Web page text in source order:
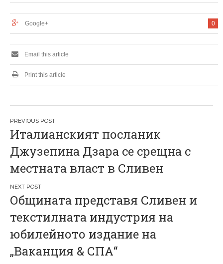
0
Google+
Email this article
Print this article
Н
а
в
и
г
а
ц
и
я
Италианският посланик
Джузепина Дзара се срещна с
местната власт в Сливен
Общината представя Сливен и
текстилната индустрия на
юбилейното издание на
„Ваканция & СПА“